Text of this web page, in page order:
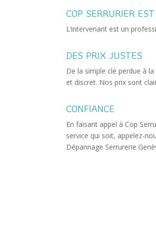
COP SERRURIER
L’intervenant est un
DES PRIX JUSTES
De la simple clé perdue à
et discret. Nos prix sont
CONFIANCE
En faisant appel à Cop
service qui soit, appelez-
Dépannage Serrurerie